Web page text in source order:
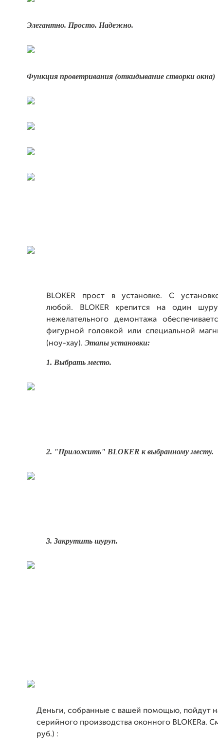
Элегантно. Просто. Надежно.
Функция проветривания (откидывание створки окна)
BLOKER прост в установке. С
любой. BLOKER крепится на один
нежелательного демонтажа
фигурной головкой или специальной
(ноу-хау). Этапы установки:
1. Выбрать место.
2. "Приложить" BLOKER к выбранному месту.
3. Закрутить шуруп.
Деньги, собранные с вашей помощью, пойдут
серийного производства оконного BLOKERa.
руб.) :